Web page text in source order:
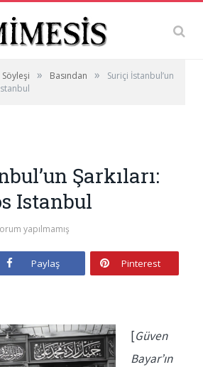
» Basından »
Suriçi İstanbul’un
Şarkıları:
Istanbul
yapılmamış
Paylaş Pinterest
[Güven
Bayar’ın